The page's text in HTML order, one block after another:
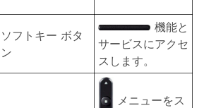
ソフトキー ボタ
ン
機能と
サービスにアクセ
スします。
メニューをス